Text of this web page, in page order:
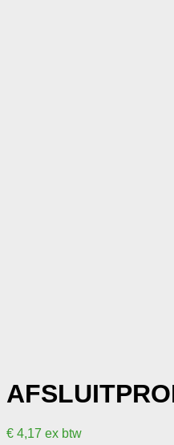
€ 4,17 ex btw